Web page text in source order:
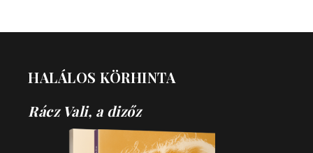
HALÁLOS KÖRHINTA
Rácz Vali, a dizőz